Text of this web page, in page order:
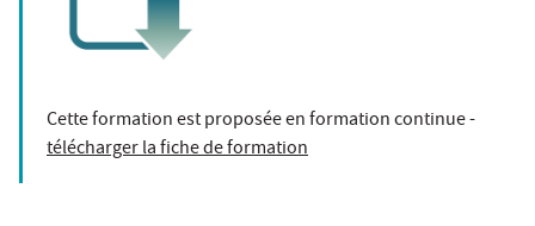
Cette formation est proposée en formation continue -
télécharger la fiche de formation